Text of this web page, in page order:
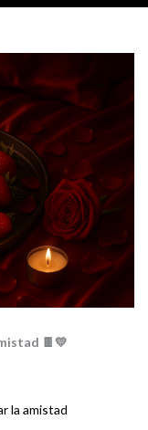
🍫💛
la amistad